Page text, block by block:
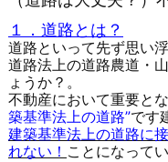
１．道路とは？
道路といって先ず思い
道路法上の道路農道・
ょうか？。
不動産において重要と
築基準法上の道路”です
建築基準法上の道路に
れない！ ことになってい